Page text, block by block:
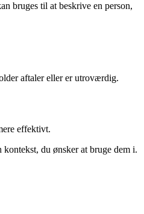
bruges til at beskrive en person,
aftaler eller er utroværdig.
effektivt.
du ønsker at bruge dem i.